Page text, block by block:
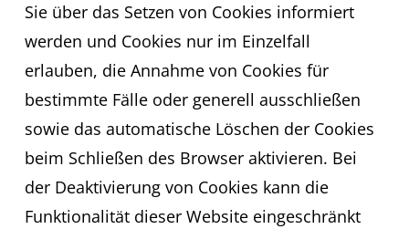
Sie über das Setzen von Cookies informiert
werden und Cookies nur im Einzelfall
erlauben, die Annahme von Cookies für
bestimmte Fälle oder generell ausschließen
sowie das automatische Löschen der Cookies
beim Schließen des Browser aktivieren. Bei
der Deaktivierung von Cookies kann die
Funktionalität dieser Website eingeschränkt